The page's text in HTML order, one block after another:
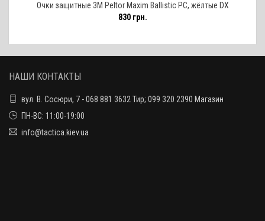
Очки защитные 3M Peltor Maxim Ballistic PC, жёлтые DX
830 грн.
НАШИ КОНТАКТЫ
вул. В. Сосюри, 7 - 068 881 3632 Тир; 099 320 2390 Магазин
ПН-ВС: 11:00-19:00
info@tactica.kiev.ua